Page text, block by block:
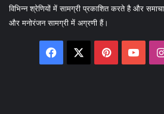
विभिन्न श्रेणियों में सामग्री प्रकाशित करते है और
और मनोरंजन सामग्री में अग्रणी हैं।
Facebook Pinterest